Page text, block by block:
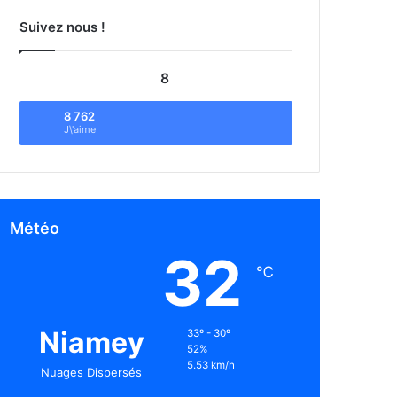
Suivez nous !
8
8 762
J\'aime
Météo
Niamey
Nuages Dispersés
32 ℃
33º - 30º
52%
5.53 km/h